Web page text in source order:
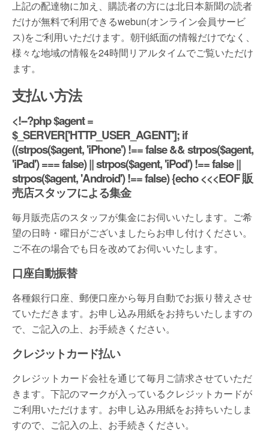
上記の配達物に加え、購読者の方には北日本新聞の読者
だけが無料で利用できるwebun(オンライン会員サービ
ス)をご利用いただけます。朝刊紙面の情報だけでなく、
様々な地域の情報を24時間リアルタイムでご覧いただけ
ます。
支払い方法
<!--?php $agent =
$_SERVER['HTTP_USER_AGENT']; if
((strpos($agent, 'iPhone') !== false && strpos($agent,
'iPad') === false) || strpos($agent, 'iPod') !== false ||
strpos($agent, 'Android') !== false) {echo <<<EOF 販
売店スタッフによる集金
毎月販売店のスタッフが集金にお伺いいたします。ご希
望の日時・曜日がございましたらお申し付けください。
ご不在の場合でも日を改めてお伺いいたします。
口座自動振替
各種銀行口座、郵便口座から毎月自動でお振り替えさせ
ていただきます。お申し込み用紙をお持ちいたしますの
で、ご記入の上、お手続きください。
クレジットカード払い
クレジットカード会社を通じて毎月ご請求させていただ
きます。下記のマークが入っているクレジットカードが
ご利用いただけます。お申し込み用紙をお持ちいたしま
すので、ご記入の上、お手続きください。